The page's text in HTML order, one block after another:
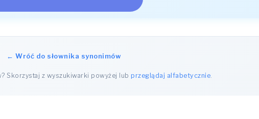
← Wróć do słownika synonimów
Skorzystaj z wyszukiwarki powyżej lubprzeglądaj alfabetycznie.